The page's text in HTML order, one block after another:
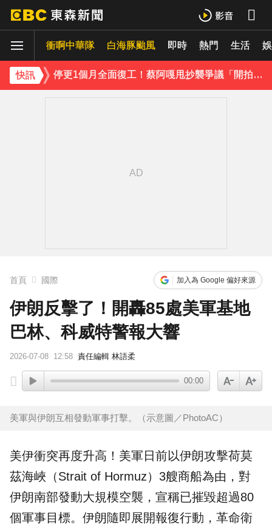
衝啊中華隊 白海豚颱風 即時 熱門 生活
快訊
停更1個月全面復工！蔡阿嘎甩抄襲爭議「開拍新企劃」二伯IG也更新
天后御用化妝師陳聆薇病逝！張韶涵返台送別首發聲：依舊無法相信
首頁 國際 加入為 Google 偏好來源
伊朗反擊了！開轟85處美軍基地
巴林、科威特警報大響
2026-07-08 12:58 責任編輯 林語柔
00:00
美軍與伊朗互相發動軍事打擊。（示意圖／PhotoAC）
美伊衝突再度升高！美軍日前以伊朗攻擊荷莫
茲海峽 （Strait of Hormuz）3艘商船為由，對
伊朗南部發動大規模空襲 ，宣稱已摧毀超過80
個軍事目標。伊朗隨即展開報復行動，革命衛